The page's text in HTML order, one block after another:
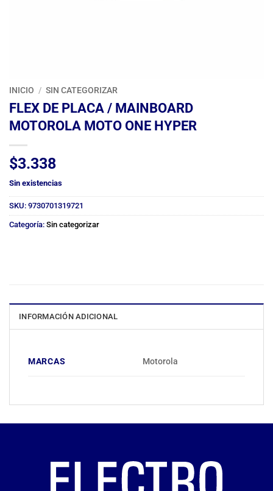
INICIO / SIN CATEGORIZAR
FLEX DE PLACA / MAINBOARD
MOTOROLA MOTO ONE HYPER
$3.338
Sin existencias
SKU: 9730701319721
Categoría: Sin categorizar
INFORMACIÓN ADICIONAL
MARCAS Motorola